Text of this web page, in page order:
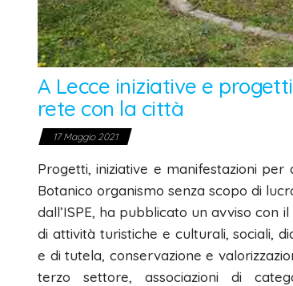
A Lecce iniziative e
rete con la città
17 Maggio 2021
Progetti, iniziative e manifestazioni
Botanico organismo senza scopo di
dall’ISPE, ha pubblicato un avviso con
di attività turistiche e culturali, sociali,
e di tutela, conservazione e
terzo settore, associazioni di